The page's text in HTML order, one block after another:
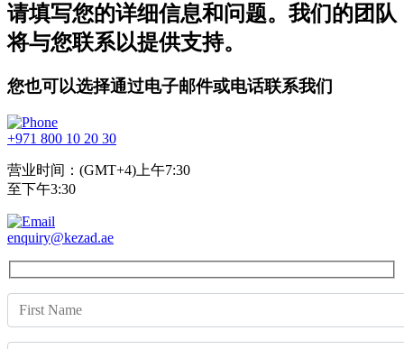
请填写您的详细信息和问题。我们的团队
将与您联系以提供支持。
您也可以选择通过电子邮件或电话联系我们
+971 800 10 20 30
营业时间：(GMT+4)上午7:30
至下午3:30
enquiry@kezad.ae